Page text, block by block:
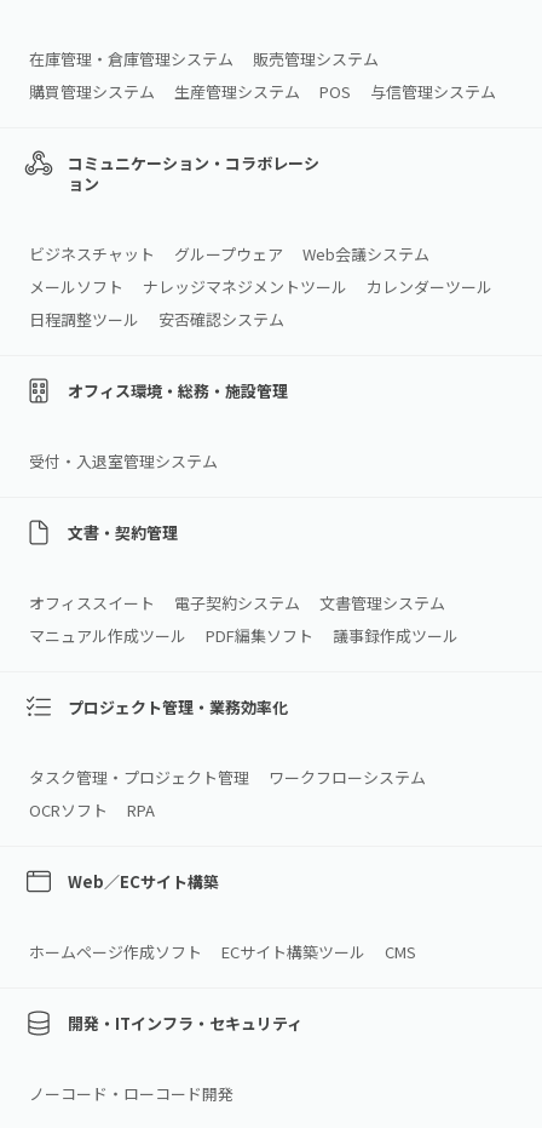
在庫管理・倉庫管理システム
販売管理システム
購買管理システム
生産管理システム POS 与信管理システム
コミュニケーション・コラボレーシ
ョン
ビジネスチャット グループウェア
Web会議システム
メールソフト
ナレッジマネジメントツール
カレンダーツール
日程調整ツール
安否確認システム
オフィス環境・総務・施設管理
受付・入退室管理システム
文書・契約管理
オフィススイート 電子契約システム
文書管理システム
マニュアル作成ツール
PDF編集ソフト 議事録作成ツール
プロジェクト管理・業務効率化
タスク管理・プロジェクト管理
ワークフローシステム
OCRソフト
RPA
Web／ECサイト構築
ホームページ作成ソフト ECサイト構築ツール CMS
開発・ITインフラ・セキュリティ
ノーコード・ローコード開発